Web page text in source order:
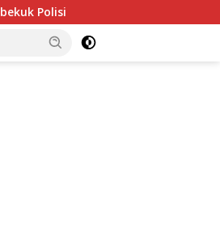
HUT RI ke-81 Makin